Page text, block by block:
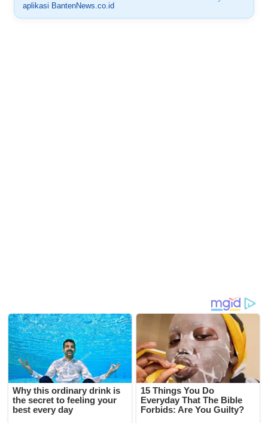
aplikasi BantenNews.co.id